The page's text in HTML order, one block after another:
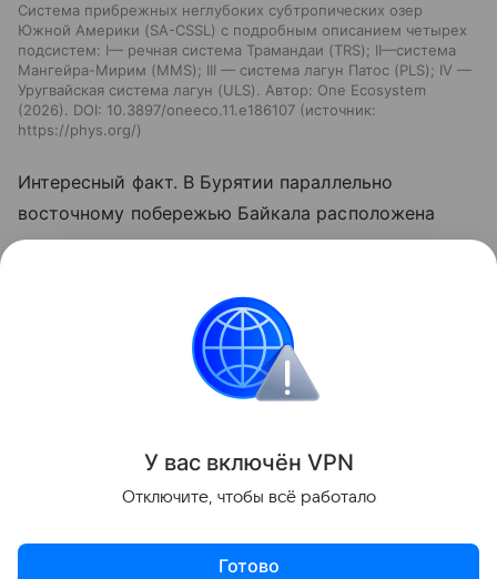
Система прибрежных неглубоких субтропических озер
Южной Америки (SA-CSSL) с подробным описанием четырех
подсистем: I— речная система Трамандаи (TRS); II—система
Мангейра-Мирим (MMS); III — система лагун Патос (PLS); IV —
Уругвайская система лагун (ULS). Автор: One Ecosystem
(2026). DOI: 10.3897/oneeco.11.e186107
источник:
https://phys.org/
Интересный факт. В Бурятии параллельно
восточному побережью Байкала расположена
очень похожая система озер, только в миниатюре.
большого озера Котокель мы рассказали
природа Климат
Поделиться
У вас включён VPN
Отключите, чтобы всё работало
Готово